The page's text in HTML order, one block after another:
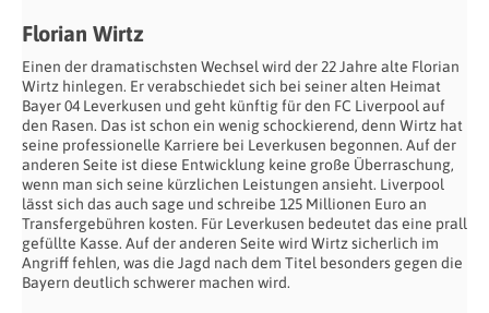
Florian Wirtz
Einen der dramatischsten Wechsel wird der 22 Jahre alte Florian
Wirtz hinlegen. Er verabschiedet sich bei seiner alten Heimat
Bayer 04 Leverkusen und geht künftig für den FC Liverpool auf
den Rasen. Das ist schon ein wenig schockierend, denn Wirtz hat
seine professionelle Karriere bei Leverkusen begonnen. Auf der
anderen Seite ist diese Entwicklung keine große Überraschung,
wenn man sich seine kürzlichen Leistungen ansieht. Liverpool
lässt sich das auch sage und schreibe 125 Millionen Euro an
Transfergebühren kosten. Für Leverkusen bedeutet das eine prall
gefüllte Kasse. Auf der anderen Seite wird Wirtz sicherlich im
Angriff fehlen, was die Jagd nach dem Titel besonders gegen die
Bayern deutlich schwerer machen wird.